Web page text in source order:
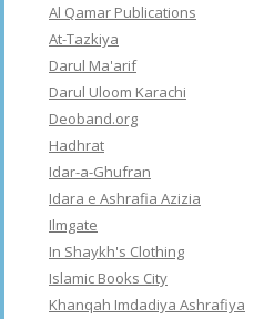
Al Qamar Publications
At-Tazkiya
Darul Ma'arif
Darul Uloom Karachi
Deoband.org
Hadhrat
Idar-a-Ghufran
Idara e Ashrafia Azizia
Ilmgate
In Shaykh's Clothing
Islamic Books City
Khanqah Imdadiya Ashrafiya